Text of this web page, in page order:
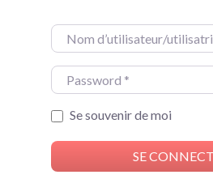
Nom d’utilisateur/utilisatrice
Password
Se souvenir de moi
SE